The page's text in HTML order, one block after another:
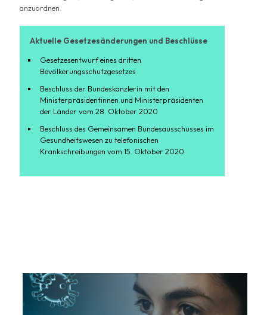
anzuordnen.
Aktuelle Gesetzesänderungen und Beschlüsse
Gesetzesentwurf eines dritten
Bevölkerungsschutzgesetzes
Beschluss der Bundeskanzlerin mit den
Ministerpräsidentinnen und Ministerpräsidenten
der Länder vom 28. Oktober 2020
Beschluss des Gemeinsamen Bundesausschusses im
Gesundheitswesen zu telefonischen
Krankschreibungen vom 15. Oktober 2020